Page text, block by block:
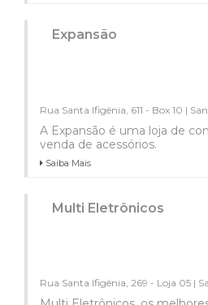
Expansão
Rua Santa Ifigênia, 611 - Box 10 |
A Expansão é uma loja de
venda de acessórios.
Saiba Mais
Multi Eletrônicos
Rua Santa Ifigênia, 269 - Loja 05 |